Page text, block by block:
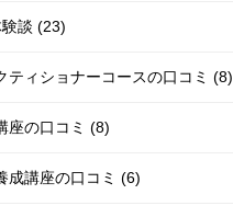
談 (23)
ティショナーコースの口コミ (8)
座の口コミ (8)
成講座の口コミ (6)